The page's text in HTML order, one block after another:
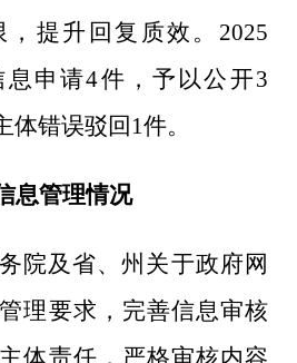
提升回复质效。 2025
息申请4件，予以公开3
体错误驳回 1件。
息管理情况
院及省、州关于政府网
理要求，完善信息审核
体责任，严格审核内容